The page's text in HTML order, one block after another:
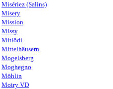
Misériez (Salins)
Misery
Mission
Missy
Mitlödi
Mittelhäusern
Mogelsberg
Moghegno
Möhlin
Moiry VD